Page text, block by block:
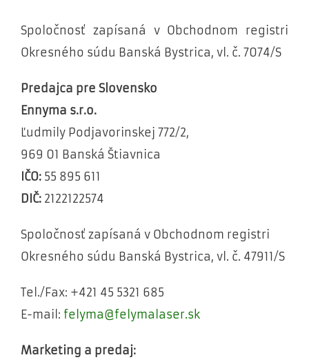
Spoločnosť zapísaná v Obchodnom registri
Okresného súdu Banská Bystrica, vl. č. 7074/S
Predajca pre Slovensko
Ennyma s.r.o.
Ľudmily Podjavorinskej 772/2,
969 01 Banská Štiavnica
IČO: 55 895 611
DIČ: 2122122574
Spoločnosť zapísaná v Obchodnom registri
Okresného súdu Banská Bystrica, vl. č. 47911/S
Tel./Fax: +421 45 5321 685
E-mail: felyma@felymalaser.sk
Marketing a predaj: